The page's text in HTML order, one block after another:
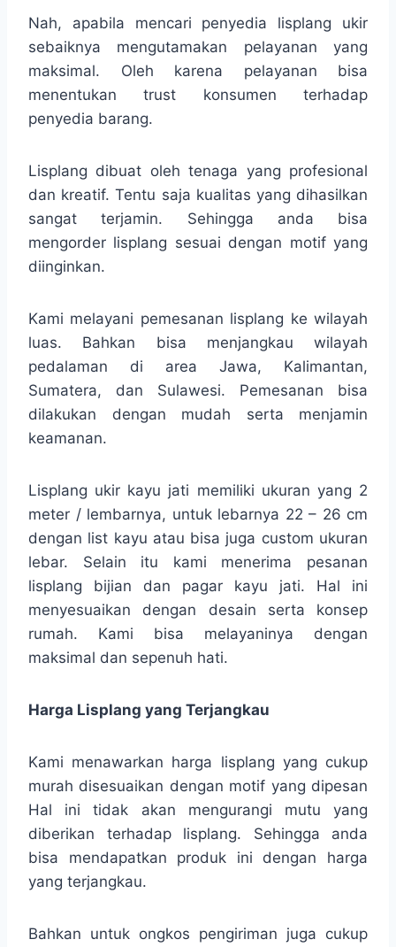
Nah, apabila mencari penyedia lisplang ukir
sebaiknya mengutamakan pelayanan yang
maksimal. Oleh karena pelayanan bisa
menentukan trust konsumen terhadap
penyedia barang.
Lisplang dibuat oleh tenaga yang profesional
dan kreatif. Tentu saja kualitas yang dihasilkan
sangat terjamin. Sehingga anda bisa
mengorder lisplang sesuai dengan motif yang
diinginkan.
Kami melayani pemesanan lisplang ke wilayah
luas. Bahkan bisa menjangkau wilayah
pedalaman di area Jawa, Kalimantan,
Sumatera, dan Sulawesi. Pemesanan bisa
dilakukan dengan mudah serta menjamin
keamanan.
Lisplang ukir kayu jati memiliki ukuran yang 2
meter / lembarnya, untuk lebarnya 22 – 26 cm
dengan list kayu atau bisa juga custom ukuran
lebar. Selain itu kami menerima pesanan
lisplang bijian dan pagar kayu jati. Hal ini
menyesuaikan dengan desain serta konsep
rumah. Kami bisa melayaninya dengan
maksimal dan sepenuh hati.
Harga Lisplang yang Terjangkau
Kami menawarkan harga lisplang yang cukup
murah disesuaikan dengan motif yang dipesan
Hal ini tidak akan mengurangi mutu yang
diberikan terhadap lisplang. Sehingga anda
bisa mendapatkan produk ini dengan harga
yang terjangkau.
Bahkan untuk ongkos pengiriman juga cukup